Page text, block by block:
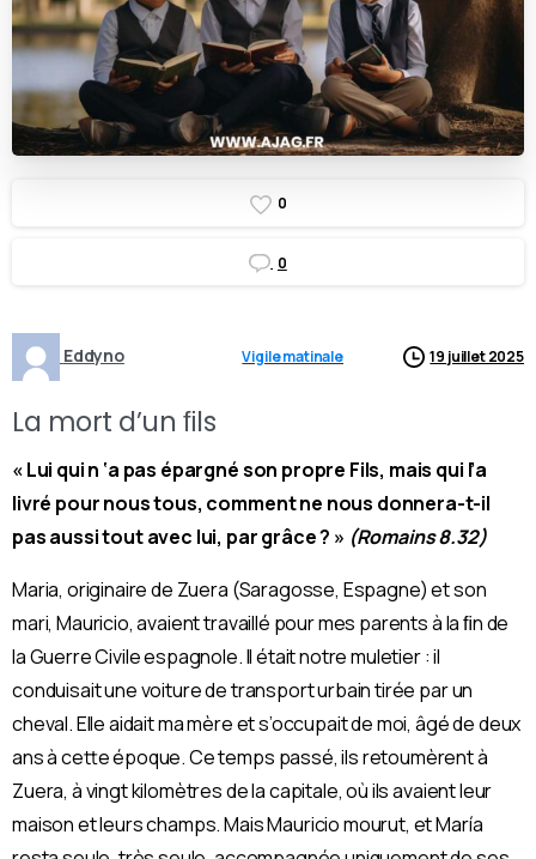
0
0
Eddyno Vigile matinale 19 juillet 2025
La mort d’un ﬁls
« Lui qui n ‘a pas épargné son propre Fils, mais qui l’a
livré pour nous tous, comment ne nous donnera-t-il
pas aussi tout avec lui, par grâce ? » (Romains 8.32)
Maria, originaire de Zuera (Saragosse, Espagne) et son
mari, Mauricio, avaient travaillé pour mes parents à la ﬁn de
la Guerre Civile espagnole. Il était notre muletier : il
conduisait une voiture de transport urbain tirée par un
cheval. Elle aidait ma mère et s’occupait de moi, âgé de deux
ans à cette époque.Ce temps passé, ils retoumèrent à
Zuera, à vingt kilomètres de la capitale, où ils avaient leur
maison et leurs champs. Mais Mauricio mourut, et María